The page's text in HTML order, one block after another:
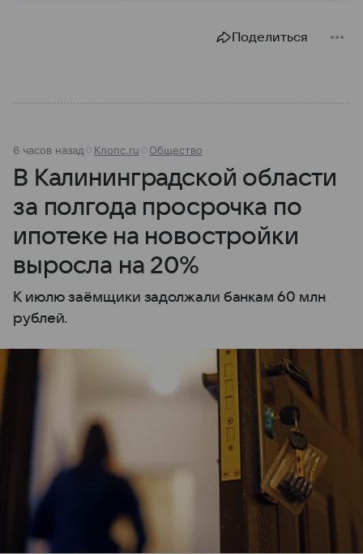
Поделиться
6 часов назад Клопс.ru Общество
В Калининградской области
за полгода просрочка по
ипотеке на новостройки
выросла на 20%
К июлю заёмщики задолжали банкам 60 млн
рублей.